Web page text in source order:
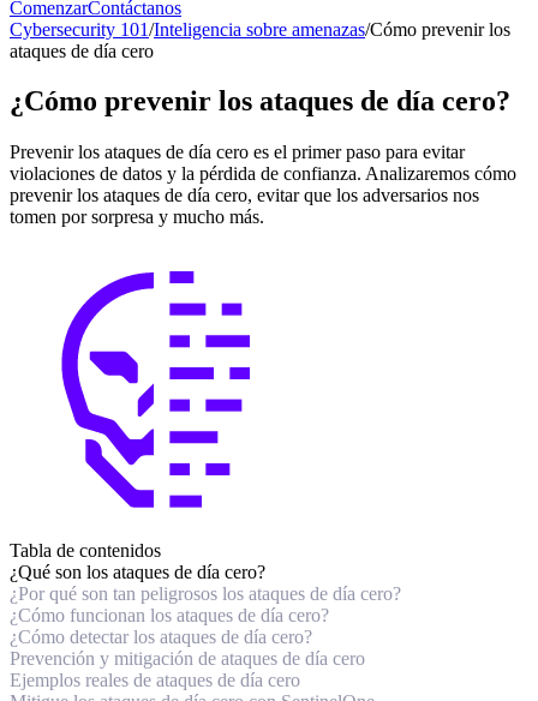
ComenzarContáctanos
Cybersecurity 101/Inteligencia sobre amenazas/Cómo prevenir los
ataques de día cero
¿Cómo prevenir los ataques de día cero?
Prevenir los ataques de día cero es el primer paso para evitar
violaciones de datos y la pérdida de confianza. Analizaremos cómo
prevenir los ataques de día cero, evitar que los adversarios nos
tomen por sorpresa y mucho más.
Tabla de contenidos
¿Qué son los ataques de día cero?
¿Por qué son tan peligrosos los ataques de día cero?
¿Cómo funcionan los ataques de día cero?
¿Cómo detectar los ataques de día cero?
Prevención y mitigación de ataques de día cero
Ejemplos reales de ataques de día cero